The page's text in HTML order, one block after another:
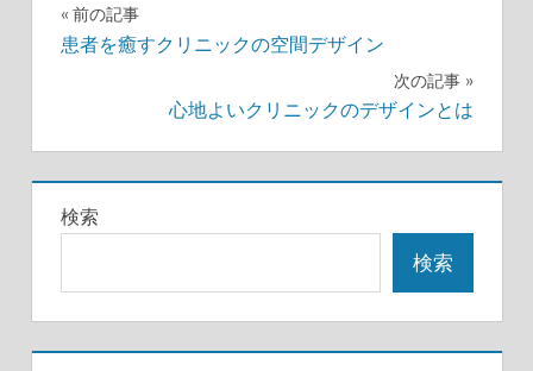
投
稿
ビ
ゲ
シ
ョ
前の記事
患者を癒すクリニックの空間デザイン
次の記事
心地よいクリニックのデザインとは
検索
検索